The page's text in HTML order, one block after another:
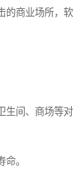
的商业场所，软
生间、商场等对
。